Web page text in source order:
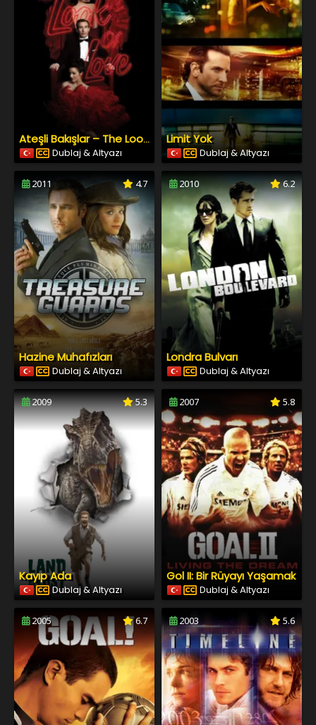
Ateşli Bakışlar – The Look of Love
Dublaj & Altyazı
Limit Yok
Dublaj & Altyazı
2011 4.7
Hazine Muhafızları
Dublaj & Altyazı
2010 6.2
Londra Bulvarı
Dublaj & Altyazı
2009 5.3
Kayıp Ada
Dublaj & Altyazı
2007 5.8
Gol II: Bir Rüyayı Yaşamak
Dublaj & Altyazı
2005 6.7 2003 5.6